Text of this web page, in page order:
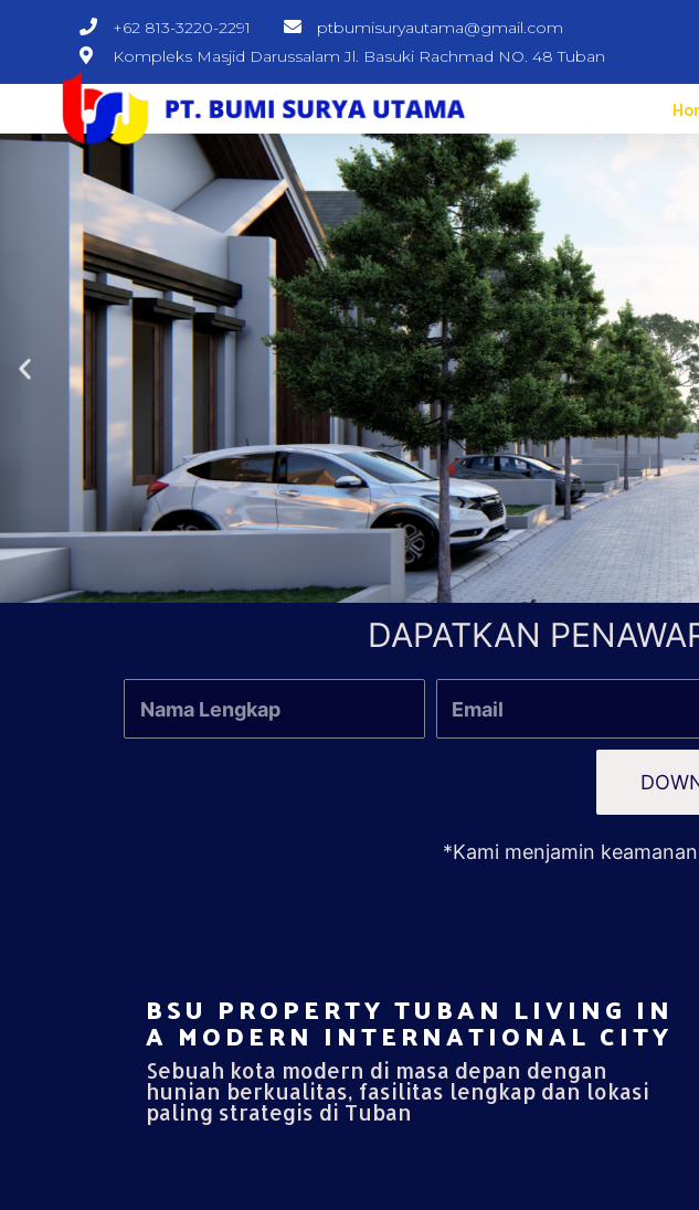
+62 813-3220-2291
ptbumisuryautama@gmail.com
Kompleks Masjid Darussalam Jl. Basuki Rachmad NO. 48 Tuban
DAPATKAN
*Kami menjamin
BSU PROPERTY TUBAN LIVING IN
A MODERN INTERNATIONAL CITY​
Sebuah kota modern di masa depan dengan
hunian berkualitas, fasilitas lengkap dan lokasi
paling strategis di Tuban